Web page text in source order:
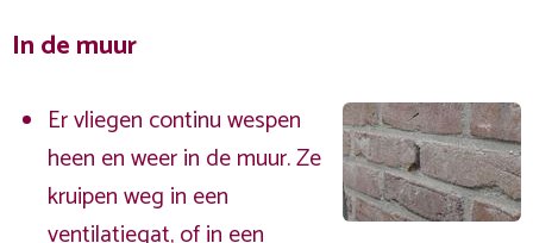
In de muur
Er vliegen continu wespen
heen en weer in de muur. Ze
kruipen weg in een